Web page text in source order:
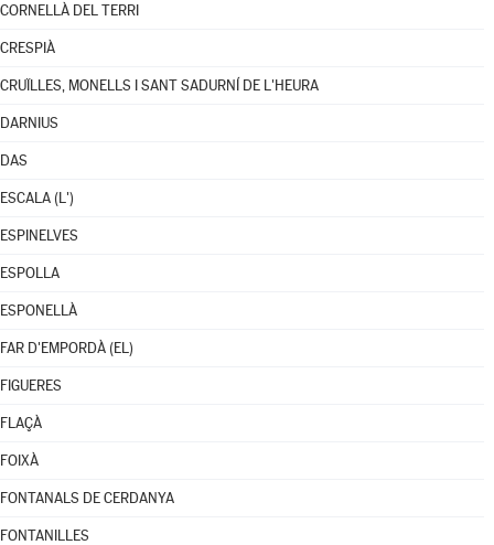
CORNELLÀ DEL TERRI
CRESPIÀ
CRUÏLLES, MONELLS I SANT SADURNÍ DE L'HEURA
DARNIUS
DAS
ESCALA (L')
ESPINELVES
ESPOLLA
ESPONELLÀ
FAR D'EMPORDÀ (EL)
FIGUERES
FLAÇÀ
FOIXÀ
FONTANALS DE CERDANYA
FONTANILLES